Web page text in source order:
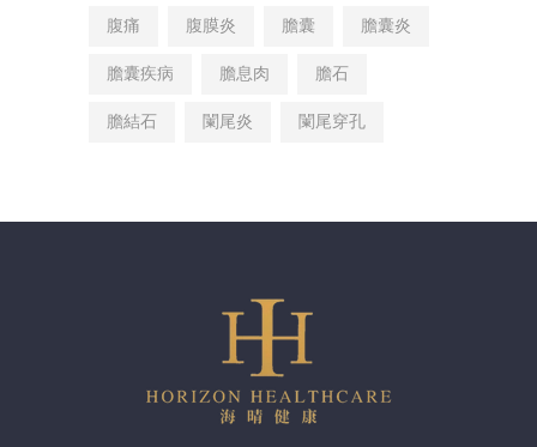
腹痛 腹膜炎 膽囊 膽囊炎
膽囊疾病 膽息肉 膽石
膽結石 闌尾炎 闌尾穿孔